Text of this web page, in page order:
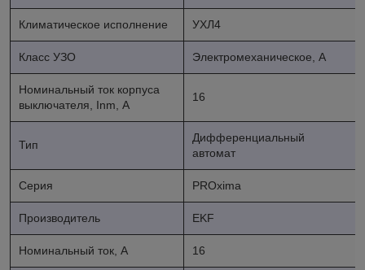
Климатическое исполнение УХЛ4
Класс УЗО Электромеханическое, А
Номинальный ток корпуса
выключателя, Inm, А
16
Тип
Дифференциальный
автомат
Серия PROxima
Производитель EKF
Номинальный ток, А 16